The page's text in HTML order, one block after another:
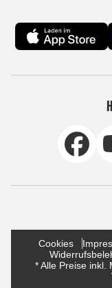
Cookies
* Alle Preise inkl.